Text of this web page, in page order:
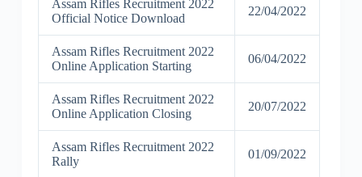
Assam Rifles Recruitment 2022
Official Notice Download
22/04/2022
Assam Rifles Recruitment 2022
Online Application Starting
06/04/2022
Assam Rifles Recruitment 2022
Online Application Closing
20/07/2022
Assam Rifles Recruitment 2022
Rally
01/09/2022